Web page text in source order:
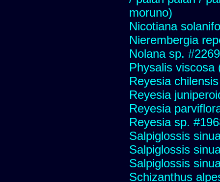
moruno)
Nicotiana
Nierembergia
Nolana sp. #2269
Physalis viscosa
Reyesia chilensis
Reyesia
Reyesia
Reyesia sp.
Salpiglossis
Salpiglossis
Salpiglossis
Schizanthus